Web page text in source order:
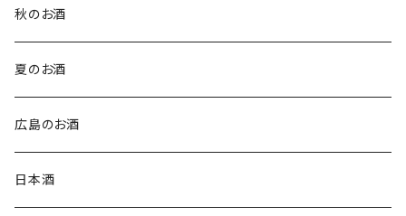
秋のお酒
夏のお酒
広島のお酒
日本酒